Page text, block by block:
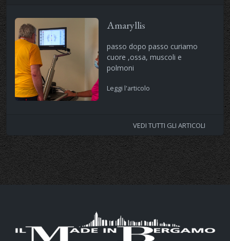
Amaryllis
passo dopo passo curiamo
cuore ,ossa, muscoli e
polmoni
Leggi l'articolo
VEDI TUTTI GLI ARTICOLI